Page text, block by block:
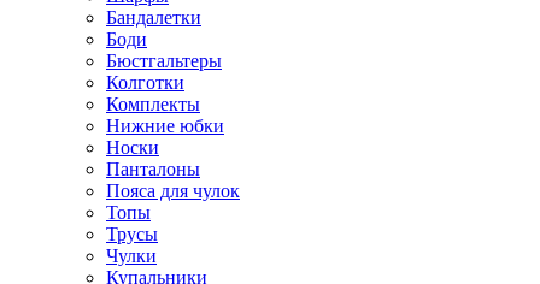
Бандалетки
Боди
Бюстгальтеры
Колготки
Комплекты
Нижние юбки
Носки
Панталоны
Поясa для чулок
Топы
Трусы
Чулки
Купальники